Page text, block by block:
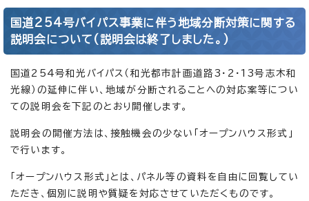
国道254号バイパス事業に伴う地域分断対策に関する
説明会について(説明会は終了しました。)
国道254号和光バイパス（和光都市計画道路3・2・13号志木和
光線）の延伸に伴い、地域が分断されることへの対応案等につい
ての説明会を下記のとおり開催します。
説明会の開催方法は、接触機会の少ない「オープンハウス形式」
で行います。
「オープンハウス形式」とは、パネル等の資料を自由に回覧してい
ただき、個別に説明や質疑を対応させていただくものです。